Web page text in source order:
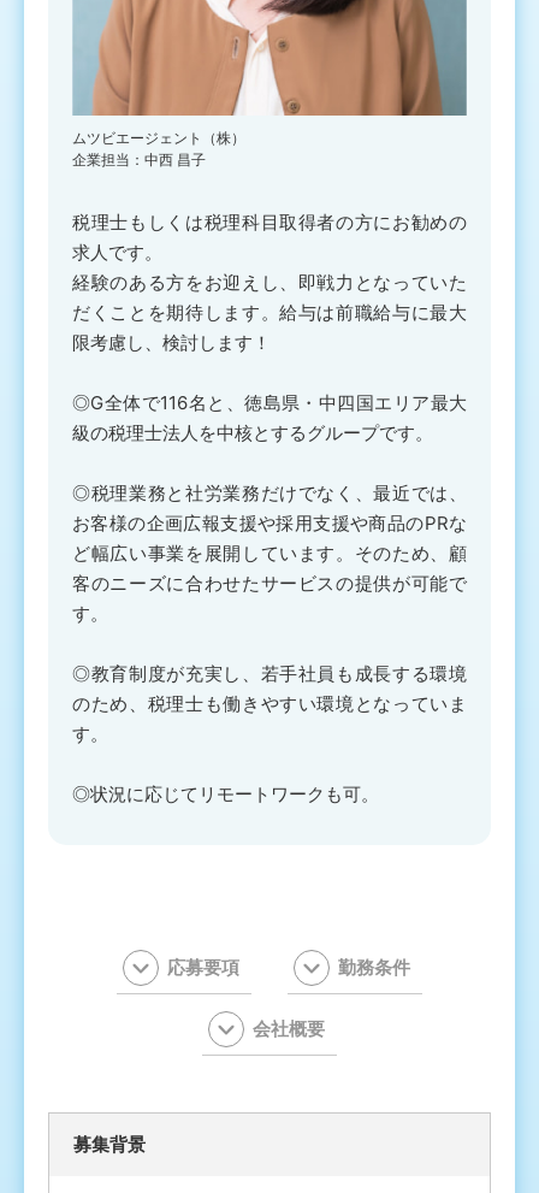
ムツビエージェント（株）
企業担当：中西 昌子
税理士もしくは税理科目取得者の方にお勧めの
求人です。
経験のある方をお迎えし、即戦力となっていた
だくことを期待します。給与は前職給与に最大
限考慮し、検討します！
◎G全体で116名と、徳島県・中四国エリア最大
級の税理士法人を中核とするグループです。
◎税理業務と社労業務だけでなく、最近では、
お客様の企画広報支援や採用支援や商品のPRな
ど幅広い事業を展開しています。そのため、顧
客のニーズに合わせたサービスの提供が可能で
す。
◎教育制度が充実し、若手社員も成長する環境
のため、税理士も働きやすい環境となっていま
す。
◎状況に応じてリモートワークも可。
応募要項 勤務条件
会社概要
募集背景